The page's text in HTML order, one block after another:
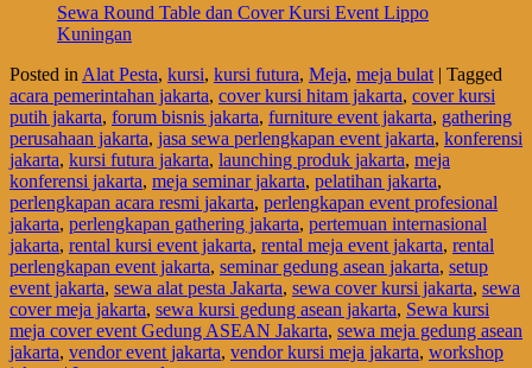
Sewa Round Table dan Cover Kursi Event Lippo
Kuningan
Posted in Alat Pesta, kursi, kursi futura, Meja, meja bulat | Tagged
acara pemerintahan jakarta, cover kursi hitam jakarta, cover kursi
putih jakarta, forum bisnis jakarta, furniture event jakarta, gathering
perusahaan jakarta, jasa sewa perlengkapan event jakarta, konferensi
jakarta, kursi futura jakarta, launching produk jakarta, meja
konferensi jakarta, meja seminar jakarta, pelatihan jakarta,
perlengkapan acara resmi jakarta, perlengkapan event profesional
jakarta, perlengkapan gathering jakarta, pertemuan internasional
jakarta, rental kursi event jakarta, rental meja event jakarta, rental
perlengkapan event jakarta, seminar gedung asean jakarta, setup
event jakarta, sewa alat pesta Jakarta, sewa cover kursi jakarta, sewa
cover meja jakarta, sewa kursi gedung asean jakarta, Sewa kursi
meja cover event Gedung ASEAN Jakarta, sewa meja gedung asean
jakarta, vendor event jakarta, vendor kursi meja jakarta, workshop